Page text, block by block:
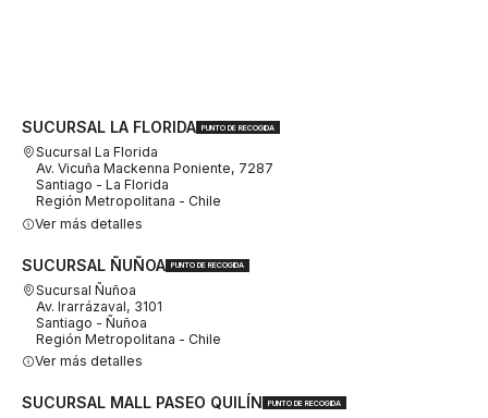
SUCURSAL LA FLORIDA PUNTO DE RECOGIDA
Sucursal La Florida
Av. Vicuña Mackenna Poniente, 7287
Santiago - La Florida
Región Metropolitana - Chile
Ver más detalles
SUCURSAL ÑUÑOA PUNTO DE RECOGIDA
Sucursal Ñuñoa
Av. Irarrázaval, 3101
Santiago - Ñuñoa
Región Metropolitana - Chile
Ver más detalles
SUCURSAL MALL PASEO QUILÍN PUNTO DE RECOGIDA